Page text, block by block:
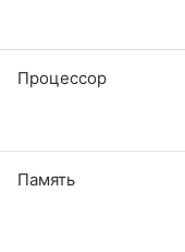
Процессор
Память